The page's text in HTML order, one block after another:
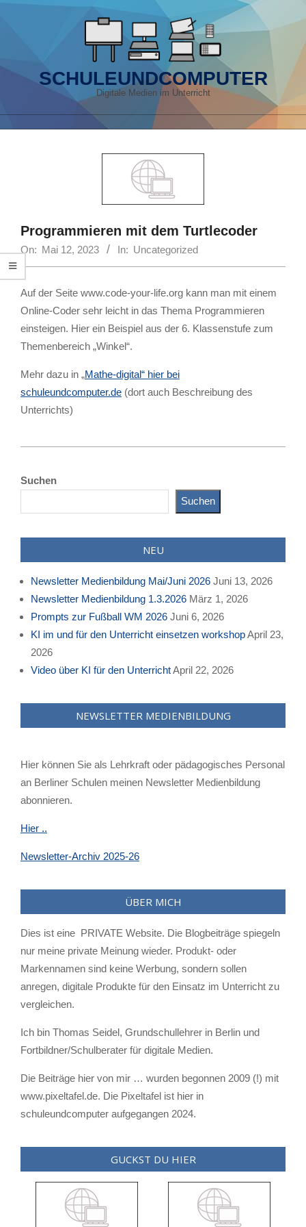
SCHULEUNDCOMPUTER
Digitale Medien im Unterricht
Programmieren mit dem Turtlecoder
On: Mai 12, 2023 In: Uncategorized
Auf der Seite www.code-your-life.org kann man mit einem
Online-Coder sehr leicht in das Thema Programmieren
einsteigen. Hier ein Beispiel aus der 6. Klassenstufe zum
Themenbereich „Winkel“.
Mehr dazu in „Mathe-digital“ hier bei
schuleundcomputer.de (dort auch Beschreibung des
Unterrichts)
12
Suchen
Suchen
NEU
Newsletter Medienbildung Mai/Juni 2026 Juni 13, 2026
Newsletter Medienbildung 1.3.2026 März 1, 2026
Prompts zur Fußball WM 2026 Juni 6, 2026
KI im und für den Unterricht einsetzen workshopApril 23,
2026
Video über KI für den UnterrichtApril 22, 2026
NEWSLETTER MEDIENBILDUNG
Hier können Sie als Lehrkraft oder pädagogisches Personal
an Berliner Schulen meinen Newsletter Medienbildung
abonnieren.
Hier ..
Newsletter-Archiv 2025-26
ÜBER MICH
Dies ist eine PRIVATE Website. Die Blogbeiträge spiegeln
nur meine private Meinung wieder. Produkt- oder
Markennamen sind keine Werbung, sondern sollen
anregen, digitale Produkte für den Einsatz im Unterricht zu
vergleichen.
Ich bin Thomas Seidel, Grundschullehrer in Berlin und
Fortbildner/Schulberater für digitale Medien.
Die Beiträge hier von mir … wurden begonnen 2009 (!) mit
www.pixeltafel.de. Die Pixeltafel ist hier in
schuleundcomputer aufgegangen 2024.
GUCKST DU HIER